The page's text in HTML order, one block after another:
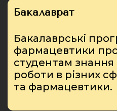
Бакалаврат
Бакалаврські
фармацевтики
студентам
роботи в різних
та фармацевтики.